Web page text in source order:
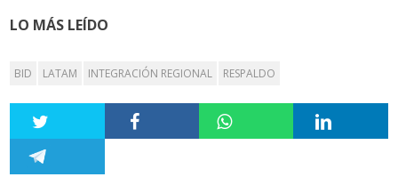
LO MÁS LEÍDO
BID LATAM INTEGRACIÓN REGIONAL RESPALDO